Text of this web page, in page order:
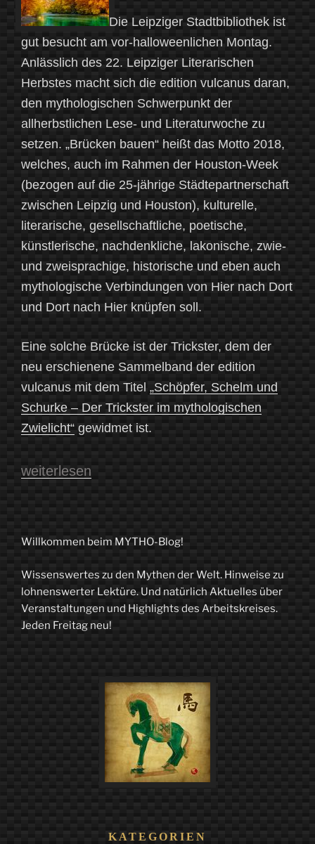
Die Leipziger Stadtbibliothek ist
gut besucht am vor-halloweenlichen Montag.
Anlässlich des 22. Leipziger Literarischen
Herbstes macht sich die edition vulcanus daran,
den mythologischen Schwerpunkt der
allherbstlichen Lese- und Literaturwoche zu
setzen. „Brücken bauen“ heißt das Motto 2018,
welches, auch im Rahmen der Houston-Week
(bezogen auf die 25-jährige Städtepartnerschaft
zwischen Leipzig und Houston), kulturelle,
literarische, gesellschaftliche, poetische,
künstlerische, nachdenkliche, lakonische, zwie-
und zweisprachige, historische und eben auch
mythologische Verbindungen von Hier nach Dort
und Dort nach Hier knüpfen soll.
Eine solche Brücke ist der Trickster, dem der
neu erschienene Sammelband der edition
vulcanus mit dem Titel „Schöpfer, Schelm und
Schurke – Der Trickster im mythologischen
Zwielicht“ gewidmet ist.
„Ein
selten
weiterlesen
Willkommen beim MYTHO-Blog!
Wissenswertes zu den Mythen der Welt. Hinweise zu
lohnenswerter Lektüre. Und natürlich Aktuelles über
Veranstaltungen und Highlights des Arbeitskreises.
Jeden Freitag neu!
KATEGORIEN